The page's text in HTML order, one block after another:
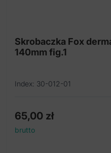
Ekskawatory do paznokci
Kleszcze do ortotyki
Kleszczyki naczyniowe
Skrobaczka Fox
140mm fig.1
Index: 30-012-01
65,00 zł
brutto